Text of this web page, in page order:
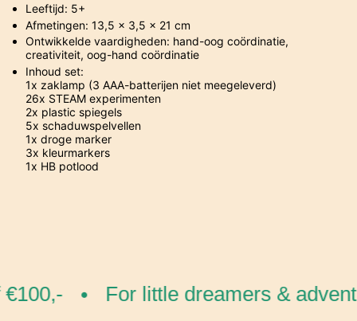
Leeftijd: 5+
Afmetingen: 13,5 x 3,5 x 21 cm
Ontwikkelde vaardigheden: hand-oog coördinatie,
creativiteit, oog-hand coördinatie
Inhoud set:
1x zaklamp (3 AAA-batterijen niet meegeleverd)
26x STEAM experimenten
2x plastic spiegels
5x schaduwspelvellen
1x droge marker
3x kleurmarkers
1x HB potlood
For little dreamers &